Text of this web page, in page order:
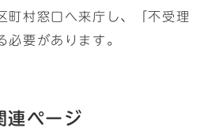
町村窓口へ来庁し、「不受理
必要があります。
連ページ